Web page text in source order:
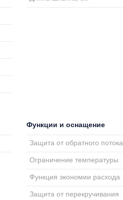
Функции и оснащение
Защита от обратного потока
Ограничение температуры
Функция экономии расхода
Защита от перекручивания